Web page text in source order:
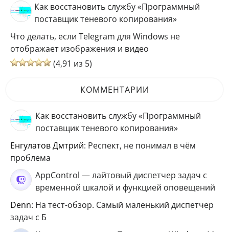
Как восстановить службу «Программный
поставщик теневого копирования»
Что делать, если Telegram для Windows не
отображает изображения и видео
(4,91 из 5)
КОММЕНТАРИИ
Как восстановить службу «Программный
поставщик теневого копирования»
Енгулатов Дмтрий: Респект, не понимал в чём
проблема
AppControl — лайтовый диспетчер задач с
временной шкалой и функцией оповещений
Denn: На тест-обзор. Самый маленький диспетчер
задач с Б